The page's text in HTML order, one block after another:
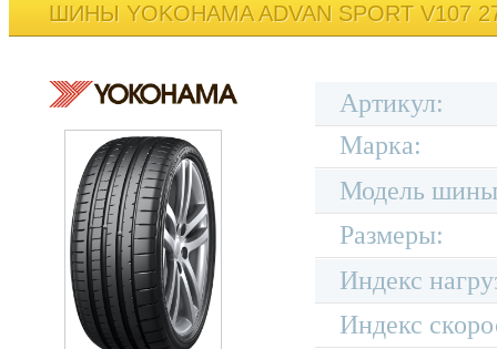
ШИНЫ YOKOHAMA ADVAN SPORT V107
Артикул:
Марка:
Модель
Размеры:
Индекс
Индекс